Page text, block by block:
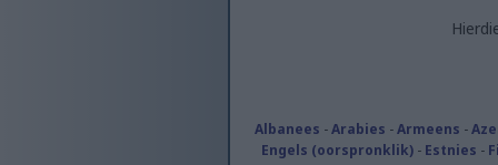
Albanees -Arabies -Armeens -
Engels (oorspronklik) - Estnies -